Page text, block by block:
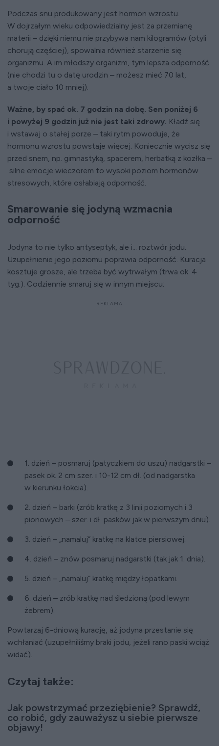
Podczas snu produkowany jest hormon wzrostu.
W dojrzałym wieku odpowiedzialny jest za przemianę
materii – dzięki niemu nie przybywa nam kilogramów (otyli
chorują częściej), spowalnia również starzenie się
organizmu. A im młodszy organizm, tym lepsza odporność
(nie chodzi tu o datę urodzin – możesz mieć 70 lat,
a twoje ciało 10 mniej).
Ważne, by spać ok. 7 godzin na dobę. Sen poniżej 6
i powyżej 9 godzin już nie jest taki zdrowy. Kładź się
i wstawaj o stałej porze – taki rytm powoduje, że
hormonu wzrostu powstaje więcej. Koniecznie wycisz się
przed snem, np. gimnastyką, spacerem, herbatką z kozłka –
silne emocje wieczorem to wysoki poziom hormonów
stresowych, które osłabiają odporność.
Smarowanie się jodyną wzmacnia
odporność
Jodyna to nie tylko antyseptyk, ale i... roztwór jodu.
Uzupełnienie jego poziomu poprawia odporność. Kuracja
kosztuje grosze, ale trzeba być wytrwałym (trwa ok. 4
tyg.). Codziennie smaruj się w innym miejscu:
1. dzień – posmaruj (patyczkiem do uszu) nadgarstki –
pasek ok. 2 cm szer. i 10-12 cm dł. (od nadgarstka
w kierunku łokcia).
2. dzień – barki (zrób kratkę z 3 linii poziomych i 3
pionowych – szer. i dł. pasków jak w pierwszym dniu).
3. dzień – „namaluj” kratkę na klatce piersiowej.
4. dzień – znów posmaruj nadgarstki (tak jak 1. dnia).
5. dzień – „namaluj” kratkę między łopatkami.
6. dzień – zrób kratkę nad śledzioną (pod lewym
żebrem).
Powtarzaj 6-dniową kurację, aż jodyna przestanie się
wchłaniać (uzupełniliśmy braki jodu, jeżeli rano paski wciąż
widać).
Czytaj także:
Jak powstrzymać przeziębienie? Sprawdź,
co robić, gdy zauważysz u siebie pierwsze
objawy!